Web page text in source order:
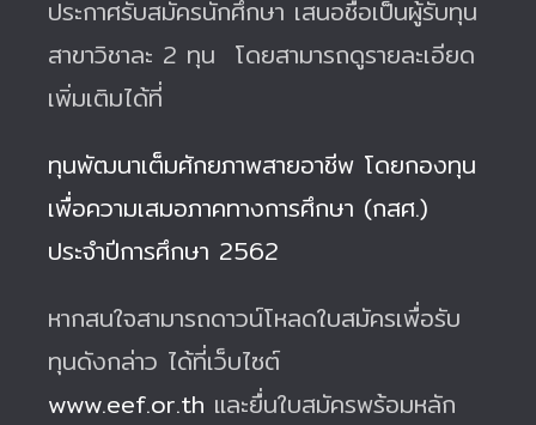
ประกาศรับสมัครนักศึกษา เสนอชื่อเป็นผู้รับทุน
สาขาวิชาละ 2 ทุน โดยสามารถดูรายละเอียด
เพิ่มเติมได้ที่
ทุนพัฒนาเต็มศักยภาพสายอาชีพ โดยกองทุน
เพื่อความเสมอภาคทางการศึกษา (กสศ.)
ประจำปีการศึกษา 2562
หากสนใจสามารถดาวน์โหลดใบสมัครเพื่อรับ
ทุนดังกล่าว ได้ที่เว็บไซต์
www.eef.or.th และยื่นใบสมัครพร้อมหลัก